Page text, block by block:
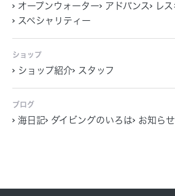
オープンウォーター アドバンス レ
スペシャリティー
ショップ
ショップ紹介 スタッフ
ブログ
海日記 ダイビングのいろは お知らせ